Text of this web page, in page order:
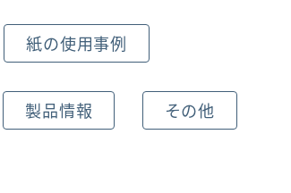
紙の使用事例
製品情報 その他